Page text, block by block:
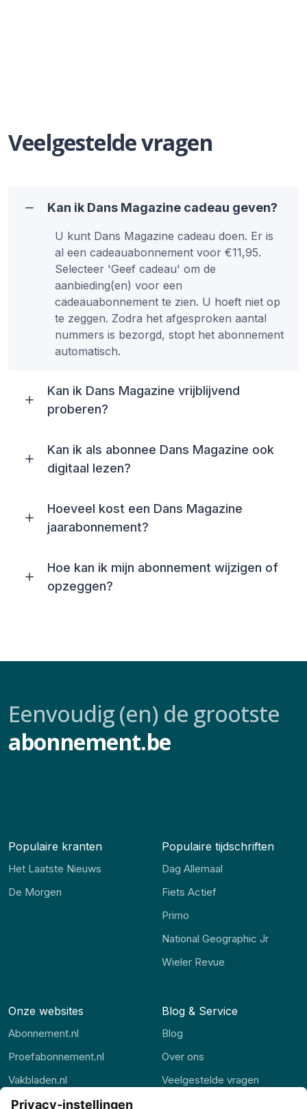
Veelgestelde vragen
Kan ik Dans Magazine cadeau geven?
U kunt Dans Magazine cadeau doen. Er is
al een cadeauabonnement voor €11,95.
Selecteer 'Geef cadeau' om de
aanbieding(en) voor een
cadeauabonnement te zien. U hoeft niet op
te zeggen. Zodra het afgesproken aantal
nummers is bezorgd, stopt het abonnement
automatisch.
Kan ik Dans Magazine vrijblijvend
proberen?
Kan ik als abonnee Dans Magazine ook
digitaal lezen?
Hoeveel kost een Dans Magazine
jaarabonnement?
Hoe kan ik mijn abonnement wijzigen of
opzeggen?
Eenvoudig (en) de grootste
abonnement.be
Populaire kranten
Het Laatste Nieuws
De Morgen
Populaire tijdschriften
Dag Allemaal
Fiets Actief
Primo
National Geographic Jr
Wieler Revue
Onze websites
Abonnement.nl
Proefabonnement.nl
Vakbladen.nl
Abonnement.be
Blog & Service
Blog
Over ons
Veelgestelde vragen